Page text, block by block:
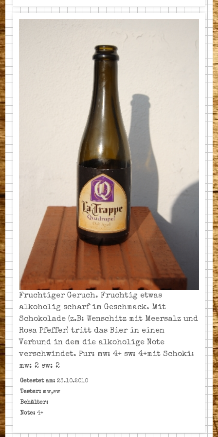
Fruchtiger Geruch. Fruchtig etwas
alkoholig scharf im Geschmack. Mit
Schokolade (z.B: Wenschitz mit Meersalz und
Rosa Pfeffer) tritt das Bier in einen
Verbund in dem die alkoholige Note
verschwindet. Pur: mw: 4+ sw: 4+mit Schoki:
mw: 2 sw: 2
Getestet am: 23.10.2010
Tester: mw,sw
Behälter:
Note: 4+